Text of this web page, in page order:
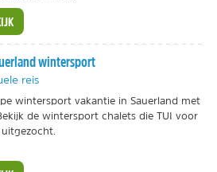
wintersport
reis
wintersport vakantie in Sauerland met
de wintersport chalets die TUI voor